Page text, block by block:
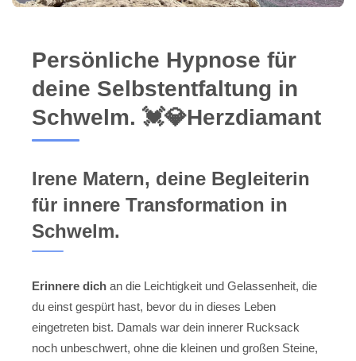
Persönliche Hypnose für
deine Selbstentfaltung in
Schwelm. 💓️💎Herzdiamant
Irene Matern, deine Begleiterin
für innere Transformation in
Schwelm.
Erinnere dich an die Leichtigkeit und Gelassenheit, die
du einst gespürt hast, bevor du in dieses Leben
eingetreten bist. Damals war dein innerer Rucksack
noch unbeschwert, ohne die kleinen und großen Steine,